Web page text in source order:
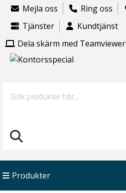
Mejla oss Ring oss
Tjänster
Kundtjänst
Dela skärm med Teamviewer
Sök
Produkter